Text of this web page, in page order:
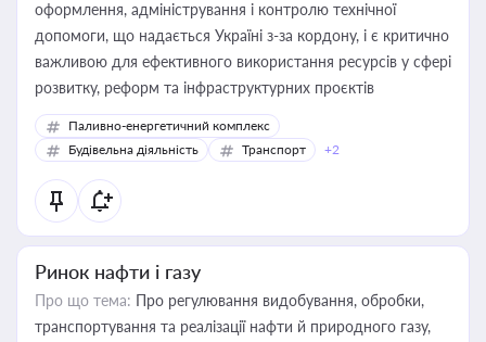
оформлення, адміністрування і контролю технічної
допомоги, що надається Україні з-за кордону, і є критично
важливою для ефективного використання ресурсів у сфері
розвитку, реформ та інфраструктурних проєктів
Паливно-енергетичний комплекс
Будівельна діяльність
Транспорт +2
Ринок нафти і газу
Про що тема: Про регулювання видобування, обробки,
транспортування та реалізації нафти й природного газу,